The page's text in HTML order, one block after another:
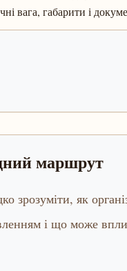
вага, габарити і
маршрут
зрозуміти, як
і що може